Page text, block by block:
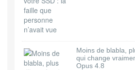
Moins de blabla,
qui change
Opus 4.8